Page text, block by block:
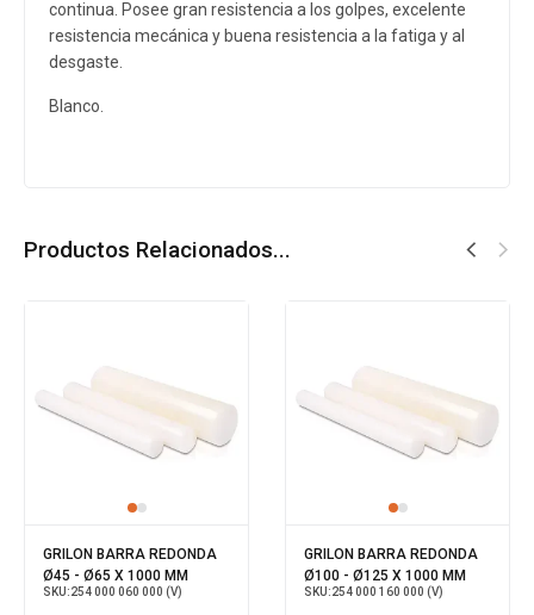
continua. Posee gran resistencia a los golpes, excelente
resistencia mecánica y buena resistencia a la fatiga y al
desgaste.
Blanco.
Productos Relacionados...
GRILON BARRA REDONDA
Ø45 - Ø65 X 1000 MM
SKU:254 000 060 000 (V)
GRILON BARRA REDONDA
Ø100 - Ø125 X 1000 MM
SKU:254 000 160 000 (V)